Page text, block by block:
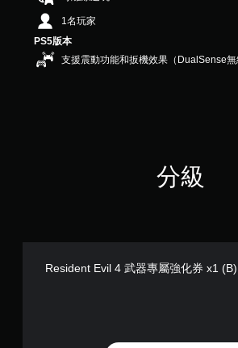
共
8
則
評
分
1名玩家
PS5版本
支援震動功能和扳機效果（DualSense無
分級
Resident Evil 4 武器專屬強化券 x1